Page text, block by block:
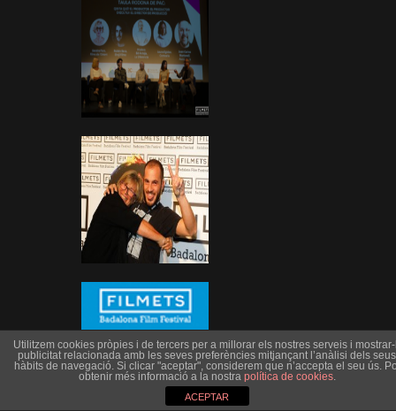
Utilitzem cookies pròpies i de tercers per a millorar els nostres serveis i
publicitat relacionada amb les seves preferències mitjançant l’anàlisi dels seus
hàbits de navegació. Si clicar "aceptar", considerem que n’accepta el seu ús.
obtenir més informació a la nostra política de cookies.
ACEPTAR